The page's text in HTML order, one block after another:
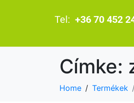
Tel: +36 70 452
Címke:
Home Termékek